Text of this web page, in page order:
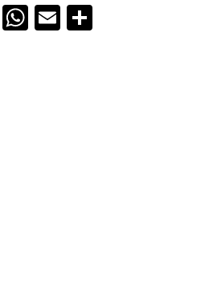
Facebook
WhatsApp
Email